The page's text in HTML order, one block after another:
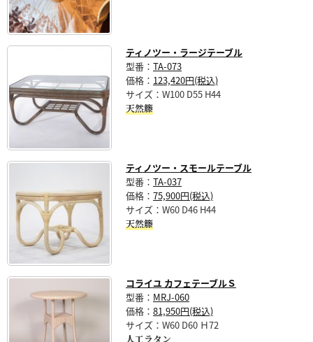
ティノツー・ラージテーブル
型番： TA-073
価格： 123,420円(税込)
サイズ：W100 D55 H44
天然籐
ティノツー・スモールテーブル
型番： TA-037
価格： 75,900円(税込)
サイズ：W60 D46 H44
天然籐
コライユ カフェテーブルＳ
型番： MRJ-060
価格： 81,950円(税込)
サイズ：W60 D60 Ｈ72
人工ラタン